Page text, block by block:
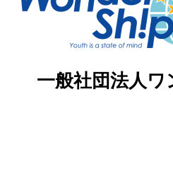
一般社団法人